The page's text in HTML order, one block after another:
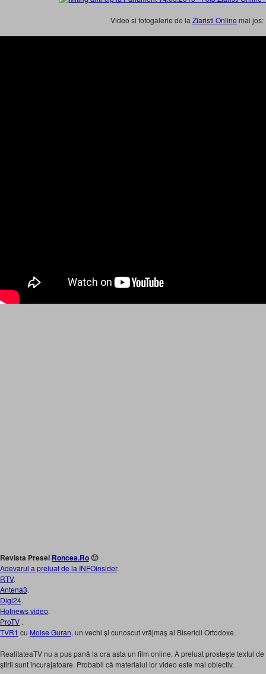
Video si fotogalerie de la Ziaristi Online mai jos:
Revista Presei Roncea.Ro🙂
Adevarul a preluat de la INFOinsider.
RTV.
Antena3.
Digi24.
Hotnews video.
ProTV .
TVR1 cu Moise Guran, un vechi şi cunoscut vrăjmaş al Bisericii Ortodoxe.
RealitateaTV nu a pus pană la ora asta un film online. A preluat prosteşte textul
ştirii sunt încurajatoare. Probabil că materialul lor video este mai obiectiv.